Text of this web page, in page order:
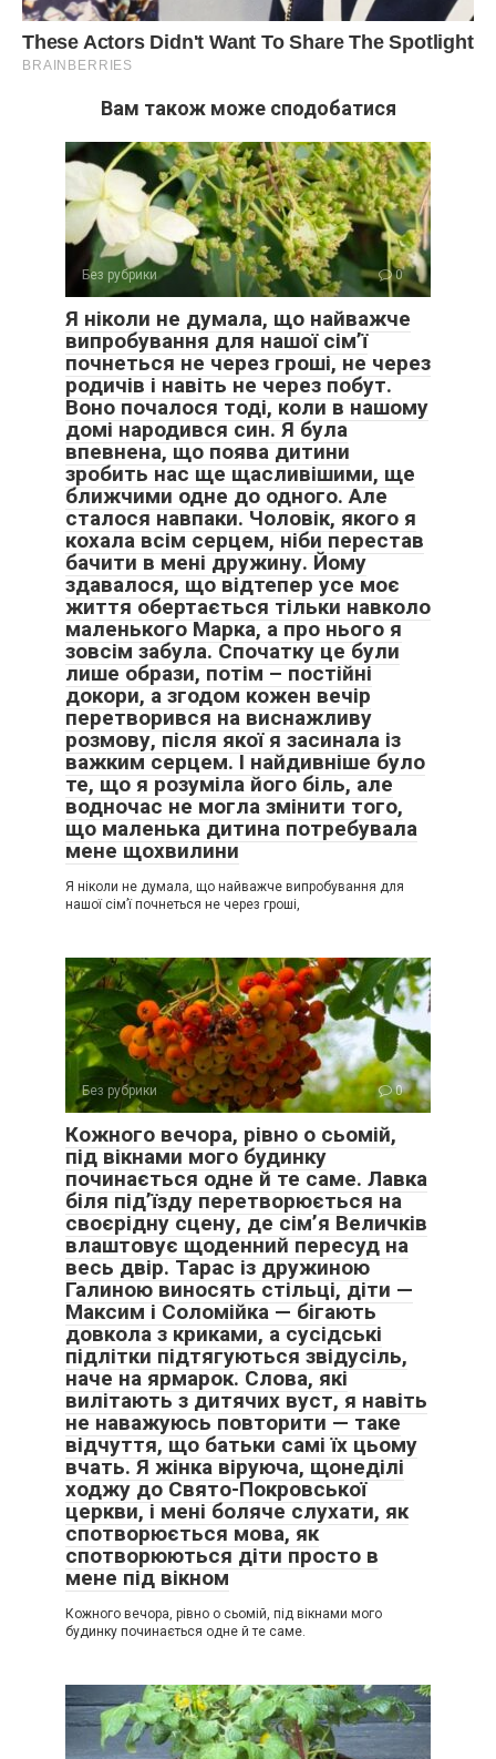
Вам також може сподобатися
Без рубрики 0
Я ніколи не думала, що найважче
випробування для нашої сім’ї
почнеться не через гроші, не через
родичів і навіть не через побут.
Воно почалося тоді, коли в нашому
домі народився син. Я була
впевнена, що поява дитини
зробить нас ще щасливішими, ще
ближчими одне до одного. Але
сталося навпаки. Чоловік, якого я
кохала всім серцем, ніби перестав
бачити в мені дружину. Йому
здавалося, що відтепер усе моє
життя обертається тільки навколо
маленького Марка, а про нього я
зовсім забула. Спочатку це були
лише образи, потім – постійні
докори, а згодом кожен вечір
перетворився на виснажливу
розмову, після якої я засинала із
важким серцем. І найдивніше було
те, що я розуміла його біль, але
водночас не могла змінити того,
що маленька дитина потребувала
мене щохвилини
Я ніколи не думала, що найважче випробування для
нашої сім’ї почнеться не через гроші,
Без рубрики 0
Кожного вечора, рівно о сьомій,
під вікнами мого будинку
починається одне й те саме. Лавка
біля під’їзду перетворюється на
своєрідну сцену, де сім’я Величків
влаштовує щоденний пересуд на
весь двір. Тарас із дружиною
Галиною виносять стільці, діти —
Максим і Соломійка — бігають
довкола з криками, а сусідські
підлітки підтягуються звідусіль,
наче на ярмарок. Слова, які
вилітають з дитячих вуст, я навіть
не наважуюсь повторити — таке
відчуття, що батьки самі їх цьому
вчать. Я жінка віруюча, щонеділі
ходжу до Свято-Покровської
церкви, і мені боляче слухати, як
спотворюється мова, як
спотворюються діти просто в
мене під вікном
Кожного вечора, рівно о сьомій, під вікнами мого
будинку починається одне й те саме.